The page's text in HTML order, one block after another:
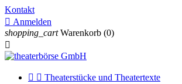
Kontakt
 Anmelden
shopping_cart Warenkorb (0)

  Theaterstücke und Theatertexte